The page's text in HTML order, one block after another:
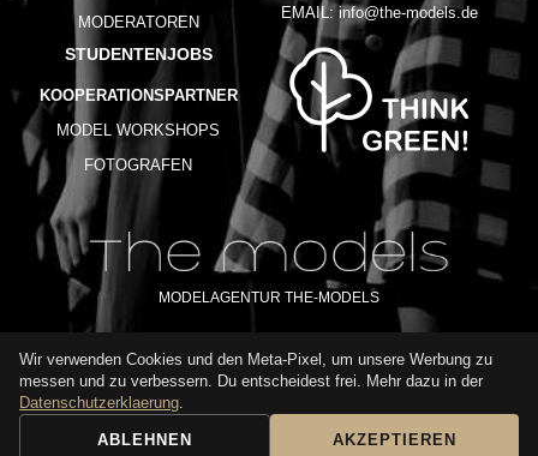
MODERATOREN
STUDENTENJOBS
KOOPERATIONSPARTNER
MODEL WORKSHOPS
FOTOGRAFEN
EMAIL: info@the-models.de
MODELAGENTUR THE-MODELS
IMPRESSUM AGB DATENSCHUTZ
NUTZUNGSBEDINGUNGEN
Wir verwenden Cookies und den Meta-Pixel, um unsere Werbung zu
messen und zu verbessern. Du entscheidest frei. Mehr dazu in der
Datenschutzerklaerung.
ABLEHNEN AKZEPTIEREN